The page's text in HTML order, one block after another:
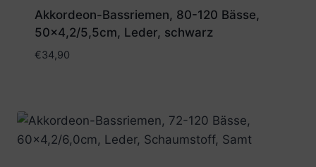
Akkordeon-Bassriemen, 80-120 Bässe,
50×4,2/5,5cm, Leder, schwarz
€34,90